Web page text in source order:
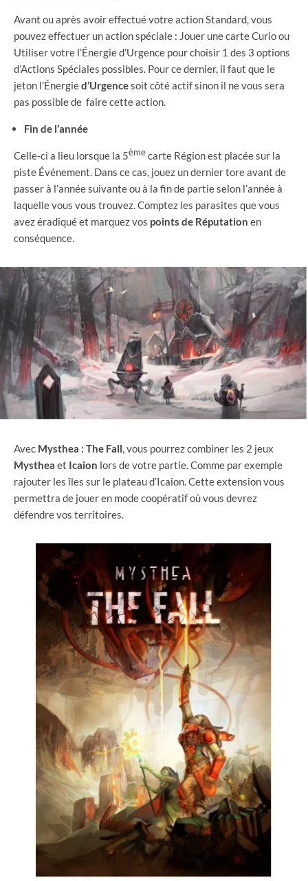
Avant ou après avoir effectué votre action Standard, vous
pouvez effectuer un action spéciale : Jouer une carte Curio ou
Utiliser votre l’Énergie d’Urgence pour choisir 1 des 3 options
d’Actions Spéciales possibles. Pour ce dernier, il faut que le
jeton l’Énergied’Urgencesoit côté actif sinon il ne vous sera
pas possible de faire cette action.
Fin de l’année
Celle-ci a lieu lorsque la 5ème carte Région est placée sur la
piste Événement. Dans ce cas, jouez un dernier tore avant de
passer à l’année suivante ou à la fin de partie selon l’année à
laquelle vous vous trouvez. Comptez les parasites que vous
avez éradiqué et marquez vos points de Réputation en
conséquence.
Avec Mysthea : The Fall, vous pourrez combiner les 2 jeux
Mysthea et Icaion lors de votre partie. Comme par exemple
rajouter les îles sur le plateau d’Icaion. Cette extension vous
permettra de jouer en mode coopératif où vous devrez
défendre vos territoires.